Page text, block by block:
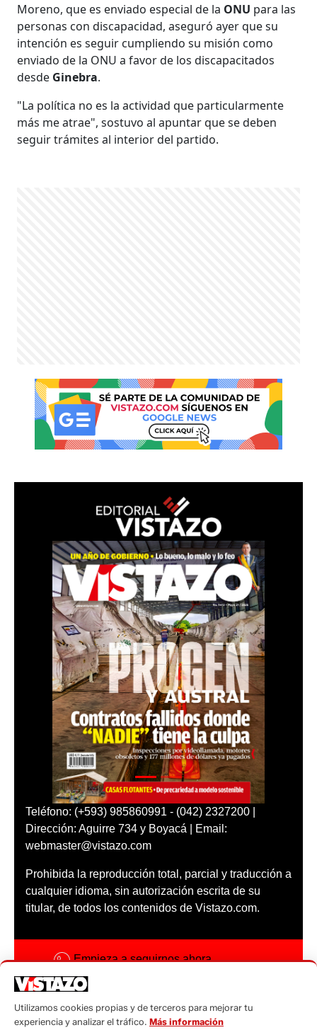
Moreno, que es enviado especial de la ONU para las
personas con discapacidad, aseguró ayer que su
intención es seguir cumpliendo su misión como
enviado de la ONU a favor de los discapacitados
desde Ginebra.
"La política no es la actividad que particularmente
más me atrae", sostuvo al apuntar que se deben
seguir trámites al interior del partido.
Teléfono: (+593) 985860991 - (042) 2327200 |
Dirección: Aguirre 734 y Boyacá | Email:
webmaster@vistazo.com
Prohibida la reproducción total, parcial y traducción a
cualquier idioma, sin autorización escrita de su
titular, de todos los contenidos de Vistazo.com.
Empieza a seguirnos ahora
Código ética
Utilizamos cookies propias y de terceros para mejorar tu
experiencia y analizar el tráfico. Más información